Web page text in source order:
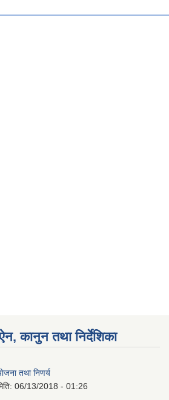
कानुन तथा निर्देशिका
तथा निणर्य
06/13/2018 - 01:26